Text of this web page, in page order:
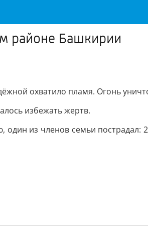
районе Башкирии
охватило пламя. Огонь
избежать жертв.
из членов семьи пострадал: